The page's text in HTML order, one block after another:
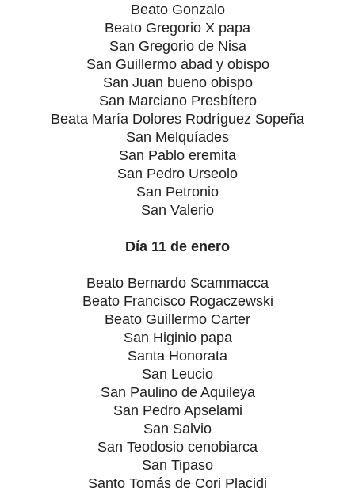
Beato Gonzalo
Beato Gregorio X papa
San Gregorio de Nisa
San Guillermo abad y obispo
San Juan bueno obispo
San Marciano Presbítero
Beata María Dolores Rodríguez Sopeña
San Melquíades
San Pablo eremita
San Pedro Urseolo
San Petronio
San Valerio
Día 11 de enero
Beato Bernardo Scammacca
Beato Francisco Rogaczewski
Beato Guillermo Carter
San Higinio papa
Santa Honorata
San Leucio
San Paulino de Aquileya
San Pedro Apselami
San Salvio
San Teodosio cenobiarca
San Tipaso
Santo Tomás de Cori Placidi